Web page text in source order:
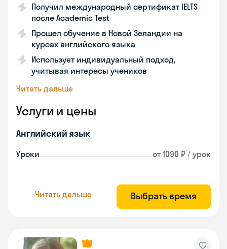
Получил международный сертификат IELTS
после Academic Test
Прошел обучение в Новой Зеландии на
курсах английского языка
Использует индивидуальный подход,
учитывая интересы учеников
Читать дальше
Услуги и цены
Английский язык
Уроки от 1090 ₽ / урок
Читать дальше Выбрать время